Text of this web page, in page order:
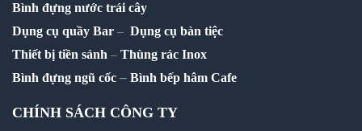
Bình đựng nước trái cây
Dụng cụ quầy Bar – Dụng cụ bàn tiệc
Thiết bị tiền sảnh – Thùng rác Inox
Bình đựng ngũ cốc – Bình bếp hâm Cafe
CHÍNH SÁCH CÔNG TY